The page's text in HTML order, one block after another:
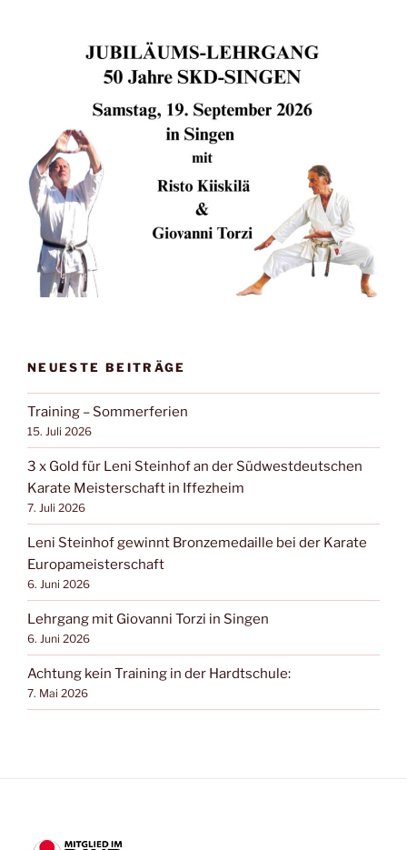
NEUESTE BEITRÄGE
Training – Sommerferien
15. Juli 2026
3 x Gold für Leni Steinhof an der Südwestdeutschen
Karate Meisterschaft in Iffezheim
7. Juli 2026
Leni Steinhof gewinnt Bronzemedaille bei der Karate
Europameisterschaft
6. Juni 2026
Lehrgang mit Giovanni Torzi in Singen
6. Juni 2026
Achtung kein Training in der Hardtschule:
7. Mai 2026